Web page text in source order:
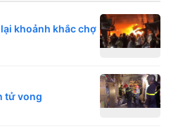
khoảnh khắc chợ
tử vong